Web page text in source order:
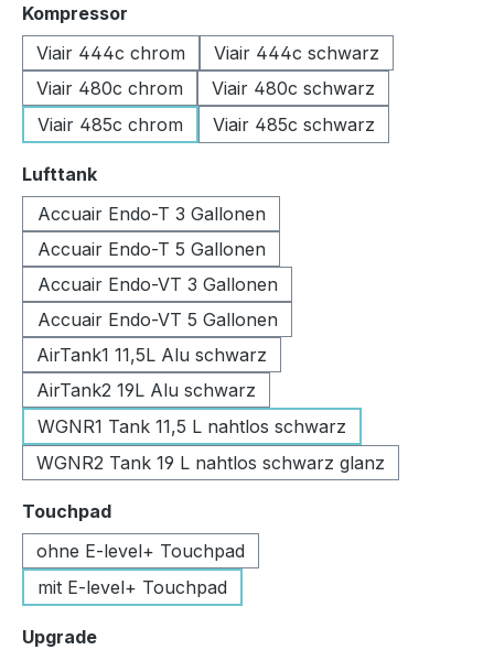
Kompressor
Viair 444c chrom
Viair 444c schwarz
Viair 480c chrom
Viair 480c schwarz
Viair 485c chrom
Viair 485c schwarz
Lufttankauswählen
Accuair Endo-T 3 Gallonen
Accuair Endo-T 5 Gallonen
Accuair Endo-VT 3 Gallonen
Accuair Endo-VT 5 Gallonen
AirTank1 11,5L Alu schwarz
AirTank2 19L Alu schwarz
WGNR1 Tank 11,5 L nahtlos schwarz
WGNR2 Tank 19 L nahtlos schwarz glanz
Touchpadauswählen
ohne E-level+ Touchpad
mit E-level+ Touchpad
Upgradeauswählen